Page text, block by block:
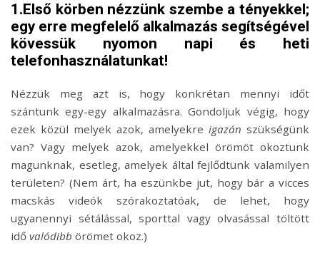
1.Első körben nézzünk szembe a tényekkel;
egy erre megfelelő alkalmazás segítségével
kövessük nyomon napi és heti
telefonhasználatunkat!
Nézzük meg azt is, hogy konkrétan mennyi időt
szántunk egy-egy alkalmazásra. Gondoljuk végig, hogy
ezek közül melyek azok, amelyekre igazán szükségünk
van? Vagy melyek azok, amelyekkel örömöt okoztunk
magunknak, esetleg, amelyek által fejlődtünk valamilyen
területen? (Nem árt, ha eszünkbe jut, hogy bár a vicces
macskás videók szórakoztatóak, de lehet, hogy
ugyanennyi sétálással, sporttal vagy olvasással töltött
idő valódibb örömet okoz.)